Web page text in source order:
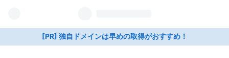
[PR] 独自ドメインは早めの取得がおすすめ！